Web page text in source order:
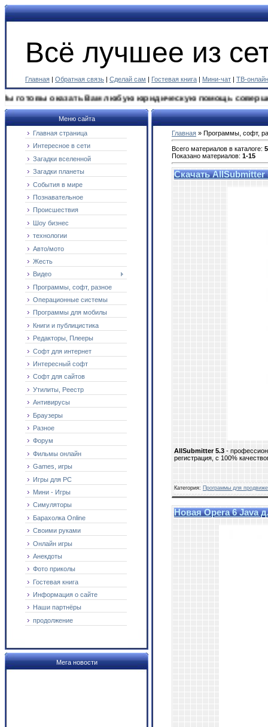
Всё лучшее из
Главная | Обратная связь | Сделай сам | Гостевая книга | Мини-чат | ТВ-онлайн
Вам любую юридическую помощь совершенно
Меню сайта
Главная страница
Интересное в сети
Загадки вселенной
Загадки планеты
События в мире
Познавательное
Происшествия
Шоу бизнес
технологии
Авто/мото
Жесть
Видео
Программы, софт, разное
Операционные системы
Программы для мобилы
Книги и публицистика
Редакторы, Плееры
Софт для интернет
Интересный софт
Софт для сайтов
Утилиты, Реестр
Антивирусы
Браузеры
Разное
Форум
Фильмы онлайн
Games, игры
Игры для PC
Мини - Игры
Симуляторы
Барахолка Online
Своими руками
Онлайн игры
Анекдоты
Фото приколы
Гостевая книга
Информация о сайте
Наши партнёры
продолжение
Мега новости
Главная » Программы, софт,
Всего материалов в каталоге:
Показано материалов: 1-15
Скачать AllSubmitter
AllSubmitter 5.3 -
регистрация, с 100%
Категория: Программы для
Новая Opera 6 Java